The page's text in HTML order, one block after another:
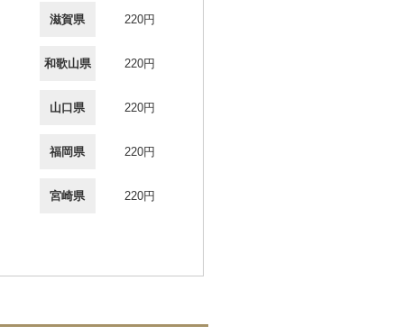
滋賀県 220円
和歌山県 220円
山口県 220円
福岡県 220円
宮崎県 220円